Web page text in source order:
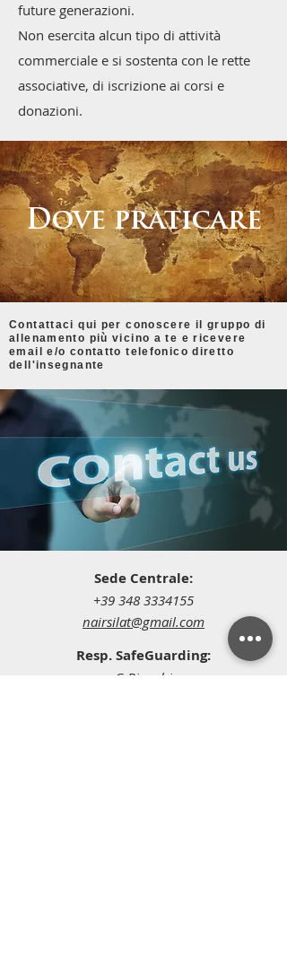
future generazioni.
Non esercita alcun tipo di attività
commerciale e si sostenta con le rette
associative, di iscrizione ai corsi e
donazioni.
Dove praticare
Contattaci qui per conoscere il gruppo di
allenamento più vicino a te e ricevere
email e/o contatto telefonico diretto
dell'insegnante
Sede Centrale:
+39 348 3334155
nairsilat@gmail.com
Resp. SafeGuarding:
G.Bianchi